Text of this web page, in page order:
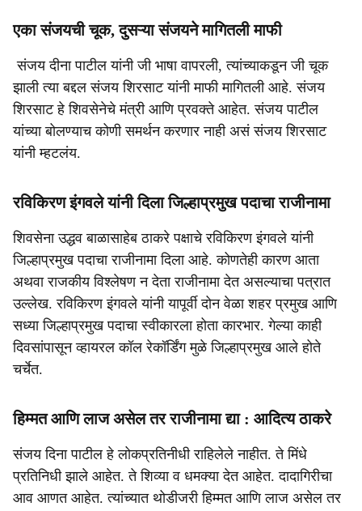
एका संजयची चूक, दुसऱ्या संजयने मागितली माफी
संजय दीना पाटील यांनी जी भाषा वापरली, त्यांच्याकडून जी चूक
झाली त्या बद्दल संजय शिरसाट यांनी माफी मागितली आहे. संजय
शिरसाट हे शिवसेनेचे मंत्री आणि प्रवक्ते आहेत. संजय पाटील
यांच्या बोलण्याच कोणी समर्थन करणार नाही असं संजय शिरसाट
यांनी म्हटलंय.
रविकिरण इंगवले यांनी दिला जिल्हाप्रमुख पदाचा राजीनामा
शिवसेना उद्धव बाळासाहेब ठाकरे पक्षाचे रविकिरण इंगवले यांनी
जिल्हाप्रमुख पदाचा राजीनामा दिला आहे. कोणतेही कारण आता
अथवा राजकीय विश्लेषण न देता राजीनामा देत असल्याचा पत्रात
उल्लेख. रविकिरण इंगवले यांनी यापूर्वी दोन वेळा शहर प्रमुख आणि
सध्या जिल्हाप्रमुख पदाचा स्वीकारला होता कारभार. गेल्या काही
दिवसांपासून व्हायरल कॉल रेकॉर्डिंग मुळे जिल्हाप्रमुख आले होते
चर्चेत.
हिम्मत आणि लाज असेल तर राजीनामा द्या : आदित्य ठाकरे
संजय दिना पाटील हे लोकप्रतिनीधी राहिलेले नाहीत. ते मिंधे
प्रतिनिधी झाले आहेत. ते शिव्या व धमक्या देत आहेत. दादागिरीचा
आव आणत आहेत. त्यांच्यात थोडीजरी हिम्मत आणि लाज असेल तर